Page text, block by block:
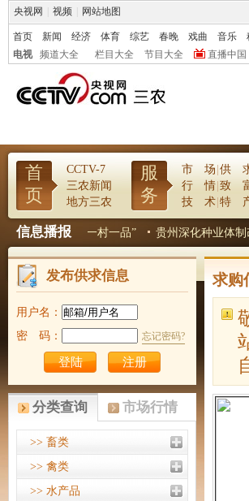
央视网 视频 网站地图
首页 新闻 经济 体育 综艺 春晚 戏曲 音乐
电视
频道大全 栏目大全 节目大全 直播中国
首
页
CCTV-7
三农新闻
地方三农
服
务
市 场 供
行 情 致
技 术 特
信息播报
茶产业撑起“一村一品” 贵州深化种业体制
发布供求信息
用户名：
密 码：
忘记密码?
注册
分类查询 市场行情
>> 畜类
>> 禽类
>> 水产品
求购